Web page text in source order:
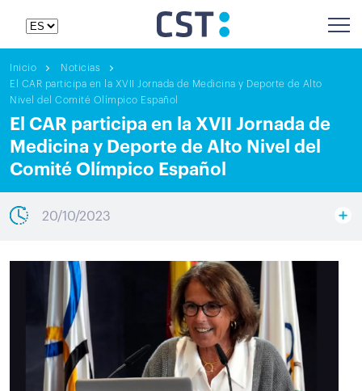
Inicio
Noticias
El CAR participa en la XVII Jornada de Medicina y Deporte de Alto
Nivel del Comité Olímpico Español
El CAR participa en la XVII Jornada de
Medicina y Deporte de Alto Nivel del
Comité Olímpico Español
20/10/2023